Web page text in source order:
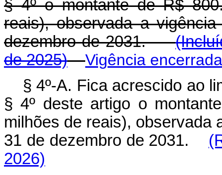
§ 4º o montante de R$
reais), observada a
dezembro de 2031.
de 2025)
Vigência encerrada
§ 4º-A. Fica acrescido ao
§ 4º deste artigo o
milhões de reais), observada
31 de dezembro de 2031.
2026)